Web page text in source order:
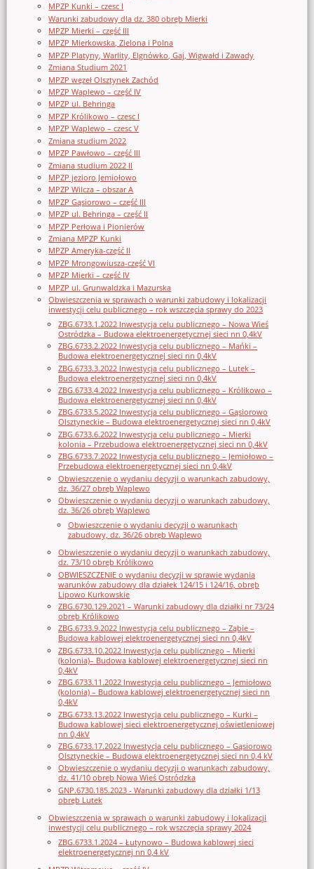
MPZP Kunki – czesc I
Warunki zabudowy dla dz. 380 obręb Mierki
MPZP Mierki – część III
MPZP Mierkowska, Zielona i Polna
MPZP Platyny, Warlity, Elgnówko, Gaj, Wigwałd i Zawady
Zmiana Studium 2021
MPZP węzeł Olsztynek Zachód
MPZP Waplewo – część IV
MPZP ul. Behringa
MPZP Królikowo – czesc I
MPZP Waplewo – czesc V
Zmiana studium 2022
MPZP Pawłowo – część III
Zmiana studium 2022 II
MPZP jezioro Jemiołowo
MPZP Wilcza – obszar A
MPZP Gąsiorowo – część III
MPZP ul. Behringa – część II
MPZP Perłowa i Pionierów
Zmiana MPZP Kunki
MPZP Ameryka-część II
MPZP Mrongowiusza-część VI
MPZP Mierki – część IV
MPZP ul. Grunwaldzka i Mazurska
Obwieszczenia w sprawach o warunki zabudowy i lokalizacji
inwestycji celu publicznego – rok wszczęcia sprawy do 2023
ZBG.6733.1.2022 Inwestycja celu publicznego – Nowa Wieś
Ostródzka – Budowa elektroenergetycznej sieci nn 0,4kV
ZBG.6733.2.2022 Inwestycja celu publicznego – Mańki –
Budowa elektroenergetycznej sieci nn 0,4kV
ZBG.6733.3.2022 Inwestycja celu publicznego – Lutek –
Budowa elektroenergetycznej sieci nn 0,4kV
ZBG.6733.4.2022 Inwestycja celu publicznego – Królikowo –
Budowa elektroenergetycznej sieci nn 0,4kV
ZBG.6733.5.2022 Inwestycja celu publicznego – Gąsiorowo
Olsztyneckie – Budowa elektroenergetycznej sieci nn 0,4kV
ZBG.6733.6.2022 Inwestycja celu publicznego – Mierki
kolonia – Przebudowa elektroenergetycznej sieci nn 0,4kV
ZBG.6733.7.2022 Inwestycja celu publicznego – Jemiołowo –
Przebudowa elektroenergetycznej sieci nn 0,4kV
Obwieszczenie o wydaniu decyzji o warunkach zabudowy,
dz. 36/27 obręb Waplewo
Obwieszczenie o wydaniu decyzji o warunkach zabudowy,
dz. 36/26 obręb Waplewo
Obwieszczenie o wydaniu decyzji o warunkach
zabudowy, dz. 36/26 obręb Waplewo
Obwieszczenie o wydaniu decyzji o warunkach zabudowy,
dz. 73/10 obręb Królikowo
OBWIESZCZENIE o wydaniu decyzji w sprawie wydania
warunków zabudowy dla działek 124/15 i 124/16, obręb
Lipowo Kurkowskie
ZBG.6730.129.2021 – Warunki zabudowy dla działki nr 73/24
obręb Królikowo
ZBG.6733.9.2022 Inwestycja celu publicznego – Ząbie –
Budowa kablowej elektroenergetycznej sieci nn 0,4kV
ZBG.6733.10.2022 Inwestycja celu publicznego – Mierki
(kolonia)– Budowa kablowej elektroenergetycznej sieci nn
0,4kV
ZBG.6733.11.2022 Inwestycja celu publicznego – Jemiołowo
(kolonia) – Budowa kablowej elektroenergetycznej sieci nn
0,4kV
ZBG.6733.13.2022 Inwestycja celu publicznego – Kurki –
Budowa kablowej sieci elektroenergetycznej oświetleniowej
nn 0,4kV
ZBG.6733.17.2022 Inwestycja celu publicznego – Gąsiorowo
Olsztyneckie – Budowa elektroenergetycznej sieci nn 0,4 kV
Obwieszczenie o wydaniu decyzji o warunkach zabudowy,
dz. 41/10 obręb Nowa Wieś Ostródzka
GNP.6730.185.2023 - Warunki zabudowy dla działki 1/13
obręb Lutek
Obwieszczenia w sprawach o warunki zabudowy i lokalizacji
inwestycji celu publicznego – rok wszczęcia sprawy 2024
ZBG.6733.1.2024 – Łutynowo – Budowa kablowej sieci
elektroenergetycznej nn 0,4 kV